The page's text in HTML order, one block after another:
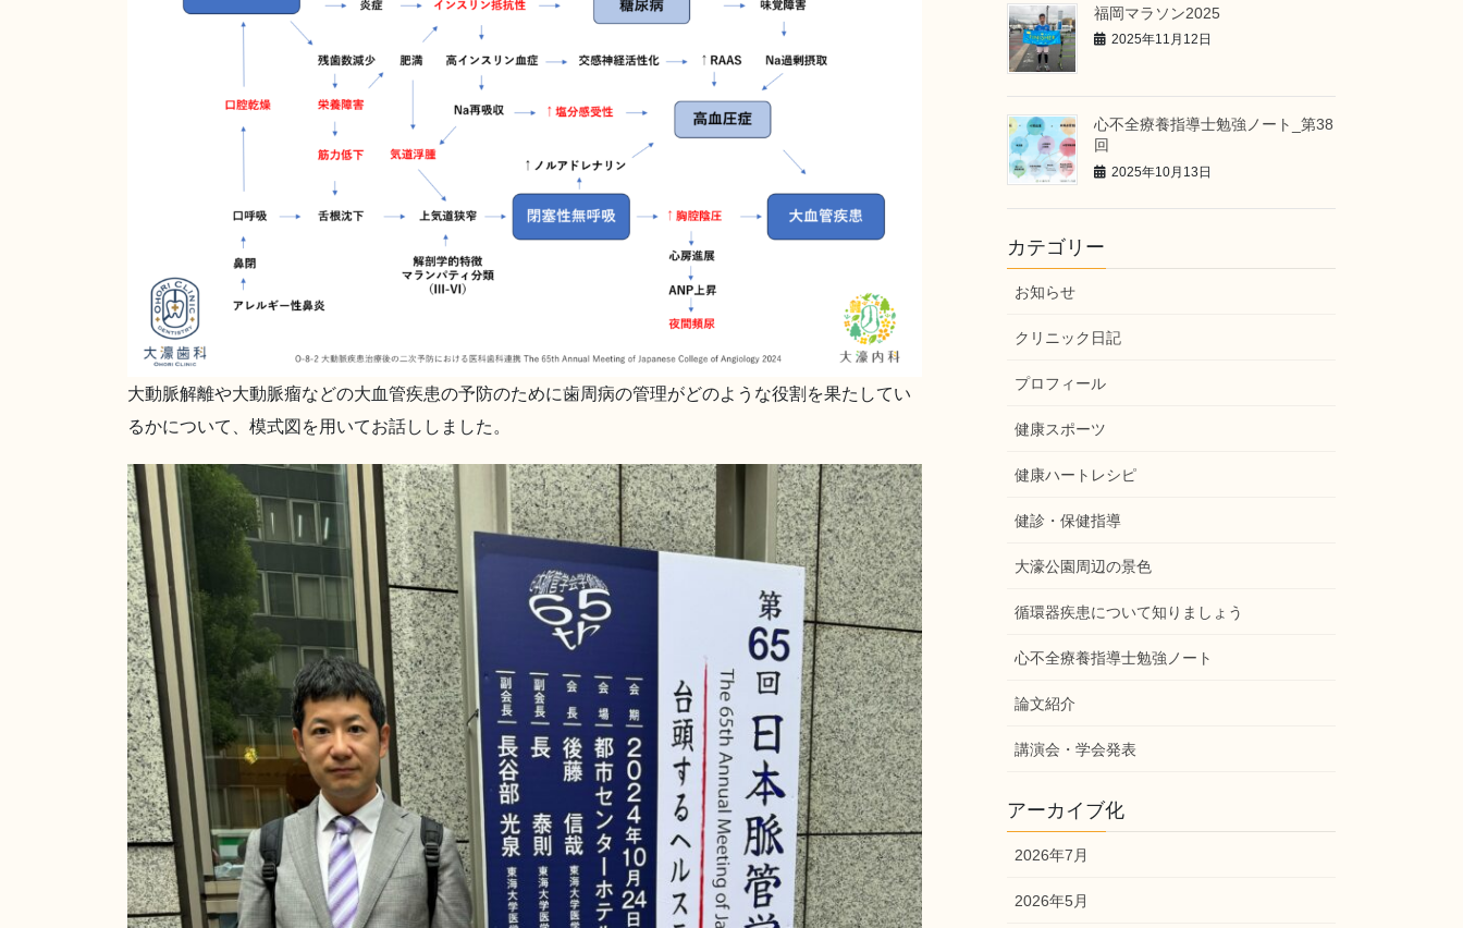
大動脈解離や大動脈瘤などの大血管疾患の予防のために歯周病の管理がどのような役割を果たしてい
るかについて、模式図を用いてお話ししました。
福岡マラソン2025
2025年11月12日
心不全療養指導士勉強ノート_第38
回
2025年10月13日
カテゴリー
お知らせ
クリニック日記
プロフィール
健康スポーツ
健康ハートレシピ
健診・保健指導
大濠公園周辺の景色
循環器疾患について知りましょう
心不全療養指導士勉強ノート
論文紹介
講演会・学会発表
アーカイブ化
2026年7月
2026年5月